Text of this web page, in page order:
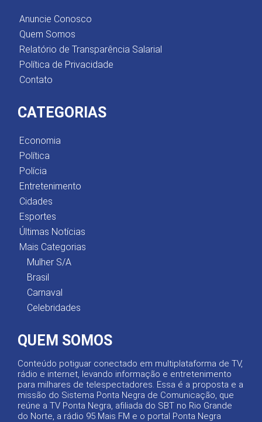
Anuncie Conosco
Quem Somos
Relatório de Transparência Salarial
Política de Privacidade
Contato
CATEGORIAS
Economia
Política
Polícia
Entretenimento
Cidades
Esportes
Últimas Notícias
Mais Categorias
Mulher S/A
Brasil
Carnaval
Celebridades
QUEM SOMOS
Conteúdo potiguar conectado em multiplataforma de TV,
rádio e internet, levando informação e entretenimento
para milhares de telespectadores. Essa é a proposta e a
missão do Sistema Ponta Negra de Comunicação, que
reúne a TV Ponta Negra, afiliada do SBT no Rio Grande
do Norte, a rádio 95 Mais FM e o portal Ponta Negra